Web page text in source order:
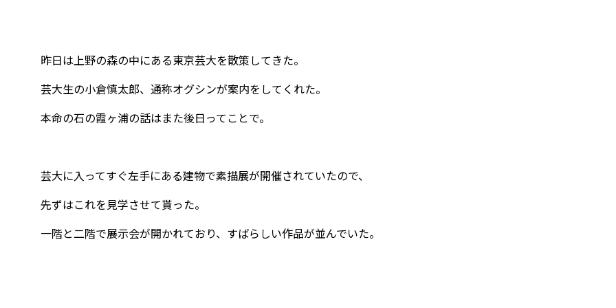
昨日は上野の森の中にある東京芸大を散策してきた。
芸大生の小倉慎太郎、通称オグシンが案内をしてくれた。
本命の石の霞ヶ浦の話はまた後日ってことで。
芸大に入ってすぐ左手にある建物で素描展が開催されていたので、
先ずはこれを見学させて貰った。
一階と二階で展示会が開かれており、すばらしい作品が並んでいた。